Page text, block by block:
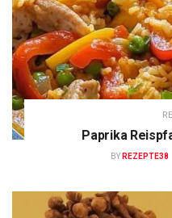
Paprika
BY REZEPTE38